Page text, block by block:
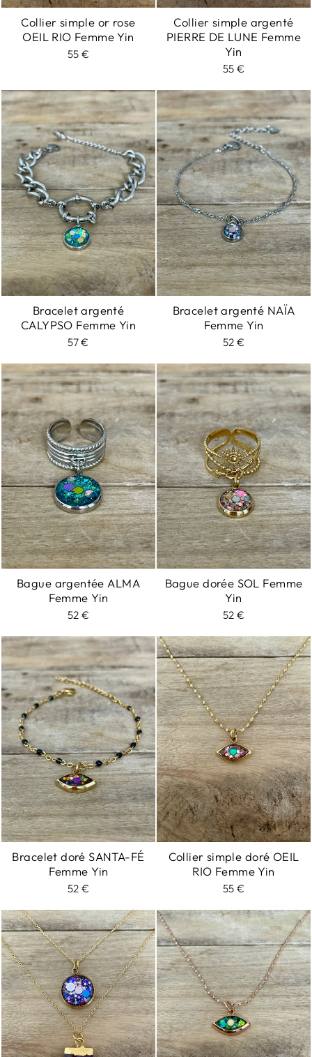
Collier simple or rose
OEIL RIO Femme Yin
55 €
Collier simple argenté
PIERRE DE LUNE Femme
Yin
55 €
Bracelet argenté
CALYPSO Femme Yin
57 €
Bracelet argenté NAÏA
Femme Yin
52 €
Bague argentée ALMA
Femme Yin
52 €
Bague dorée SOL Femme
Yin
52 €
Bracelet doré SANTA-FÉ
Femme Yin
52 €
Collier simple doré OEIL
RIO Femme Yin
55 €